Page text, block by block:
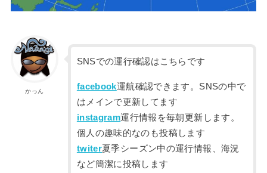
かっん
SNSでの運行確認はこちらです
facebook運航確認できます。SNSの中で
はメインで更新してます
instagram運行情報を毎朝更新します。
個人の趣味的なのも投稿します
twiter夏季シーズン中の運行情報、海況
など簡潔に投稿します